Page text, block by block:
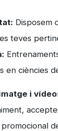
Disposem
teves
en ciències
i